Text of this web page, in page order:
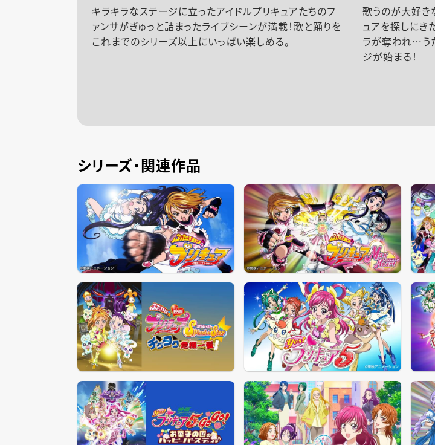
キラキラなステージに立ったアイドルプリキュアたちのフ
ァンサがぎゅっと詰まったライブシーンが満載！歌と踊りを
これまでのシリーズ以上にいっぱい楽しめる。
歌うのが大好き
ュアを探しにき
ラが奪われ…う
ジが始まる！
シリーズ・関連作品